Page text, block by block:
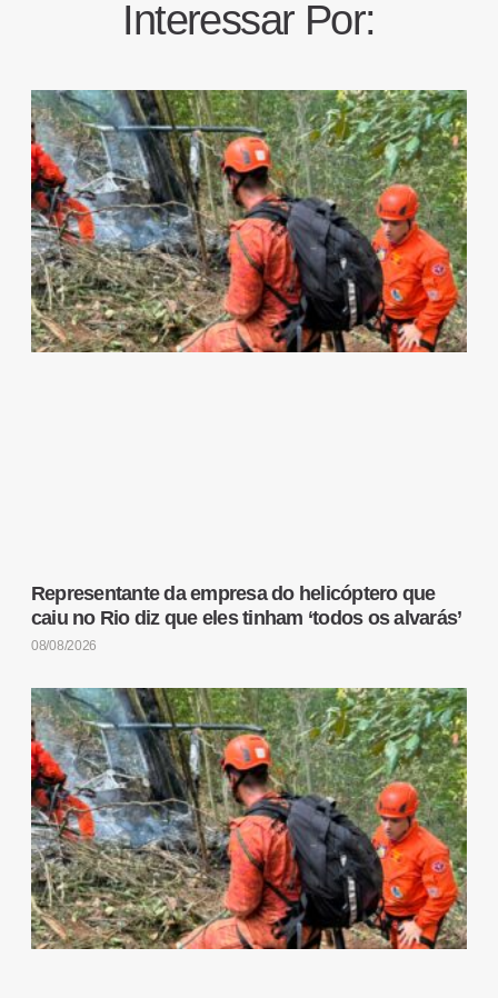
Interessar Por:
Representante da empresa do helicóptero que
caiu no Rio diz que eles tinham ‘todos os alvarás’
08/08/2026